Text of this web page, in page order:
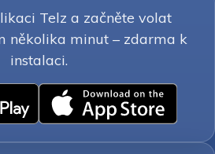
Telz a začněte volat
několika minut – zdarma k
instalaci.